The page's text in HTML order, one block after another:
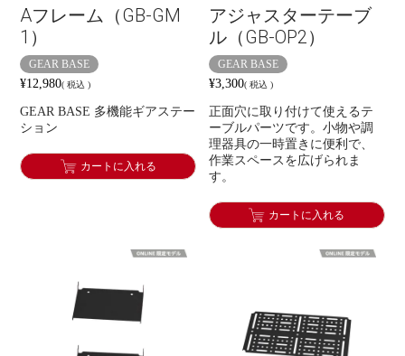
Aフレーム（GB-GM
1）
GEAR BASE
¥12,980 税込
GEAR BASE 多機能ギアステー
ション
カートに入れる
アジャスターテーブ
ル（GB-OP2）
GEAR BASE
¥3,300 税込
正面穴に取り付けて使えるテ
ーブルパーツです。小物や調
理器具の一時置きに便利で、
作業スペースを広げられま
す。
カートに入れる